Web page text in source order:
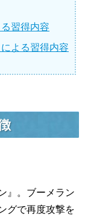
習得内容
よる習得内容
』。ブーメラン
グで再度攻撃を